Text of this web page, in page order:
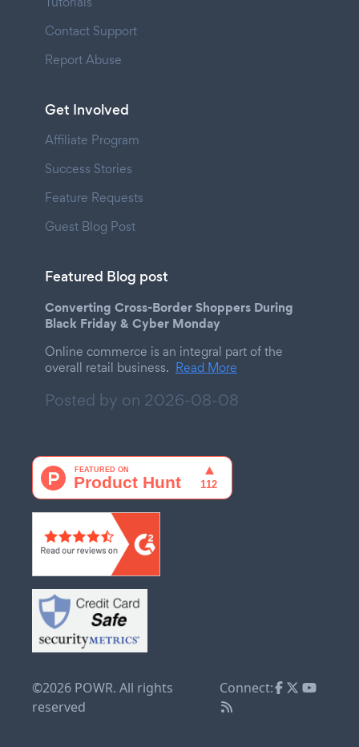
Contact Support
Report Abuse
Get Involved
Affiliate Program
Success Stories
Feature Requests
Guest Blog Post
Featured Blog post
Converting Cross-Border Shoppers During
Black Friday & Cyber Monday
Online commerce is an integral part of the
overall retail business. Read More
Posted by on 2026-08-08
©2026 POWR. All rights
reserved
Connect: